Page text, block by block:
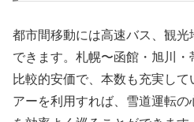
都市間移動には高速バス、観光
できます。札幌〜函館・旭川
比較的安価で、本数も充実し
アーを利用すれば、雪道運転の